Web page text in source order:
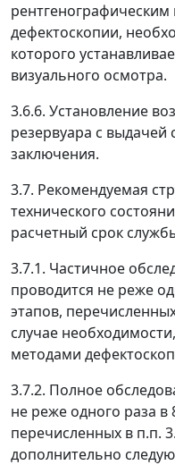
дефектоскопии,
которого
визуального осмотра.
3.6.6. Установление
резервуара с выдачей
заключения.
3.7. Рекомендуемая
технического
расчетный срок
3.7.1. Частичное
проводится не реже
этапов,
случае
методами
3.7.2. Полное
не реже одного раза
перечисленных в п.п.
дополнительно